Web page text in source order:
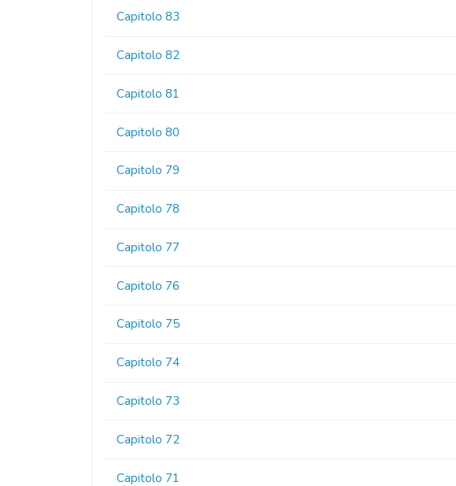
Capitolo 83
Capitolo 82
Capitolo 81
Capitolo 80
Capitolo 79
Capitolo 78
Capitolo 77
Capitolo 76
Capitolo 75
Capitolo 74
Capitolo 73
Capitolo 72
Capitolo 71